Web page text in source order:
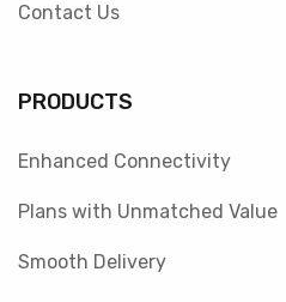
Contact Us
PRODUCTS
Enhanced Connectivity
Plans with Unmatched Value
Smooth Delivery